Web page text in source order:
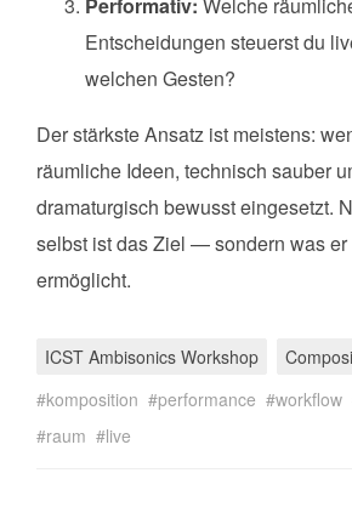
Performativ: Welche
Entscheidungen steuerst du
welchen Gesten?
Der stärkste Ansatz ist meistens:
räumliche Ideen, technisch sauber
dramaturgisch bewusst eingesetzt.
selbst ist das Ziel — sondern was
ermöglicht.
ICST Ambisonics Workshop
komposition
performance workflow
raum
live